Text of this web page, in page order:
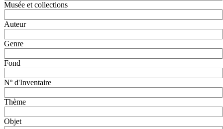
Musée et collections
Auteur
Genre
Fond
Nº d'Inventaire
Thème
Objet